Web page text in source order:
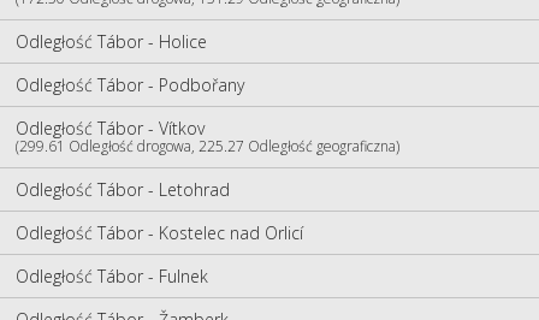
Odległość Tábor - Holice
Odległość Tábor - Podbořany
Odległość Tábor - Vítkov
(299.61 Odległość drogowa, 225.27 Odległość geograficzna)
Odległość Tábor - Letohrad
Odległość Tábor - Kostelec nad Orlicí
Odległość Tábor - Fulnek